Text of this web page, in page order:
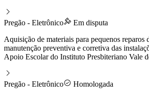
Pregão - Eletrônico
Em disputa
Aquisição de materiais para pequenos reparos
manutenção preventiva e corretiva das
Apoio Escolar do Instituto Presbiteriano Vale
Pregão - Eletrônico
Homologada